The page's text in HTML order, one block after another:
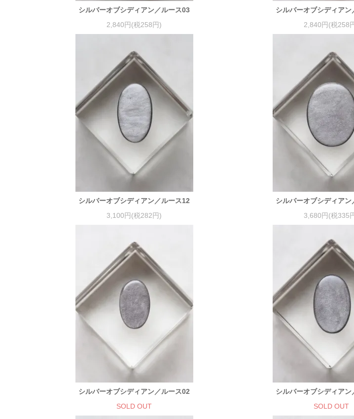
シルバーオブシディアン／ルース03
2,840円(税258円)
シルバーオブシディアン
2,840円(税258
シルバーオブシディアン／ルース12
3,100円(税282円)
シルバーオブシディアン
3,680円(税335
シルバーオブシディアン／ルース02
SOLD OUT
シルバーオブシディアン
SOLD OUT